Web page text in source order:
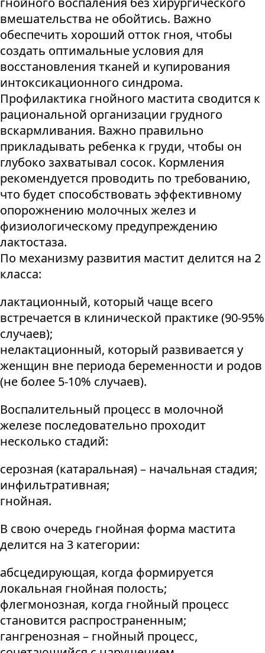
вмешательства не обойтись. Важно
обеспечить хороший отток гноя, чтобы
создать оптимальные условия для
восстановления тканей и купирования
интоксикационного синдрома.
Профилактика гнойного мастита сводится к
рациональной организации грудного
вскармливания. Важно правильно
прикладывать ребенка к груди, чтобы он
глубоко захватывал сосок. Кормления
рекомендуется проводить по требованию,
что будет способствовать эффективному
опорожнению молочных желез и
физиологическому предупреждению
лактостаза.
По механизму развития мастит делится на 2
класса:
лактационный, который чаще всего
встречается в клинической практике (90-95%
случаев);
нелактационный, который развивается у
женщин вне периода беременности и родов
(не более 5-10% случаев).
Воспалительный процесс в молочной
железе последовательно проходит
несколько стадий:
серозная (катаральная) – начальная стадия;
инфильтративная;
гнойная.
В свою очередь гнойная форма мастита
делится на 3 категории:
абсцедирующая, когда формируется
локальная гнойная полость;
флегмонозная, когда гнойный процесс
становится распространенным;
гангренозная – гнойный процесс,